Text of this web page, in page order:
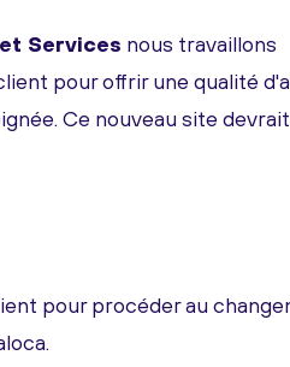
Services nous travaillons
pour offrir une qualité
Ce nouveau site
pour procéder au